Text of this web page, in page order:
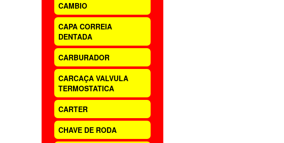
CAMBIO
CAPA CORREIA
DENTADA
CARBURADOR
CARCAÇA VALVULA
TERMOSTATICA
CARTER
CHAVE DE RODA